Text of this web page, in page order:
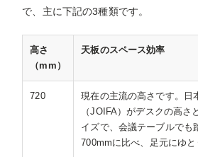
で、主に下記の3種類です。
高さ
（mm）
天板のスペース効率
720
現在の主流の高さです。日
（JOIFA）がデスクの高さ
イズで、会議テーブルでも
700mmに比べ、足元にゆと